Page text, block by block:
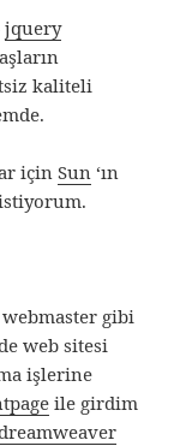
jquery
kaliteli
içinSun ‘ın
gibi
web sitesi
işlerine
ile girdim